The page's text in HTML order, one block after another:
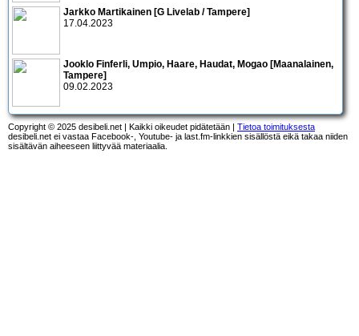
Jarkko Martikainen [G Livelab / Tampere]
17.04.2023
Jooklo Finferli, Umpio, Haare, Haudat, Mogao [Maanalainen,
Tampere]
09.02.2023
Copyright © 2025 desibeli.net | Kaikki oikeudet pidätetään | Tietoa toimituksesta
desibeli.net ei vastaa Facebook-, Youtube- ja last.fm-linkkien sisällöstä eikä takaa niiden
sisältävän aiheeseen liittyvää materiaalia.